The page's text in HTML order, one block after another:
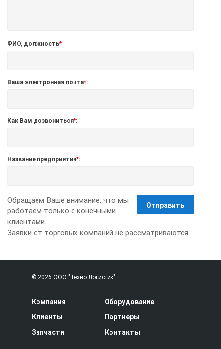
ФИО, должность*
Ваша электронная почта*:
Как Вам дозвониться*:
Название предприятия*:
Отправить
Обращаем Ваше внимание, что мы
работаем только с конечными
клиентами.
Заявки от торговых компаний не рассматриваются.
© 2026 ООО "Техно Логистик"
Компания
Оборудование
Клиенты
Партнеры
Запчасти
Контакты